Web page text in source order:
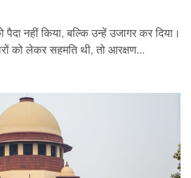
पैदा नहीं किया, बल्कि उन्हें उजागर कर दिया।
को लेकर सहमति थी, तो आरक्षण...